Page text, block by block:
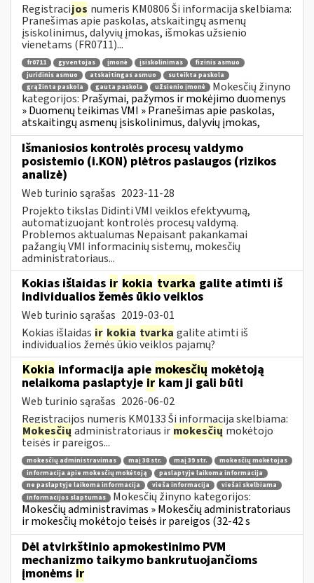
Registracijos numeris KM0806 Ši informacija skelbiama:
Pranešimas apie paskolas, atskaitingų asmenų
įsiskolinimus, dalyvių įmokas, išmokas užsienio
vienetams (FR0711)...
fr0711 gyventojas įmonė įsiskolinimas
fizinis asmuo
juridinis asmuo
atskaitingas asmuo
suteikta paskola
grąžinta paskola
gauta paskola užsienio įmonė
Mokesčių žinyno
kategorijos: Prašymai, pažymos ir mokėjimo duomenys
» Duomenų teikimas VMI » Pranešimas apie paskolas,
atskaitingų asmenų įsiskolinimus, dalyvių įmokas,
Išmaniosios kontrolės procesų valdymo
posistemio (i.KON) plėtros paslaugos (rizikos
analizė)
Web turinio sąrašas 2023-11-28
Projekto tikslas Didinti VMI veiklos efektyvumą,
automatizuojant kontrolės procesų valdymą.
Problemos aktualumas Nepaisant pakankamai
pažangių VMI informacinių sistemų, mokesčių
administratoriaus...
Kokias išlaidas ir kokia tvarka galite atimti iš
individualios žemės ūkio veiklos
Web turinio sąrašas 2019-03-01
Kokias išlaidas ir kokia tvarka galite atimti iš
individualios žemės ūkio veiklos pajamų?
Kokia informacija apie mokesčių mokėtoją
nelaikoma paslaptyje irkam ji gali būti
Web turinio sąrašas 2026-06-02
Registracijos numeris KM0133 Ši informacija skelbiama:
Mokesčių administratoriaus ir mokesčių mokėtojo
teisės ir pareigos...
mokesčių administravimas maį 38 str. maį 39 str.
mokesčių mokėtojas
informacija apie mokesčių mokėtoją
paslaptyje laikoma informacija
ne paslaptyje laikoma informacija
vieša informacija
viešai skelbiama
informacijos slaptumas
Mokesčių žinyno kategorijos:
Mokesčių administravimas » Mokesčių administratoriaus
ir mokesčių mokėtojo teisės ir pareigos (32-42 s
Dėl atvirkštinio apmokestinimo PVM
mechanizmo taikymo bankrutuojančioms
įmonėms ir